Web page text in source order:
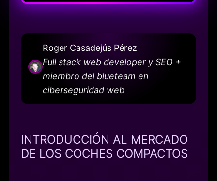
Roger Casadejús Pérez
Full stack web developer y SEO +
miembro del blueteam en
ciberseguridad web
INTRODUCCIÓN AL MERCADO
DE LOS COCHES COMPACTOS